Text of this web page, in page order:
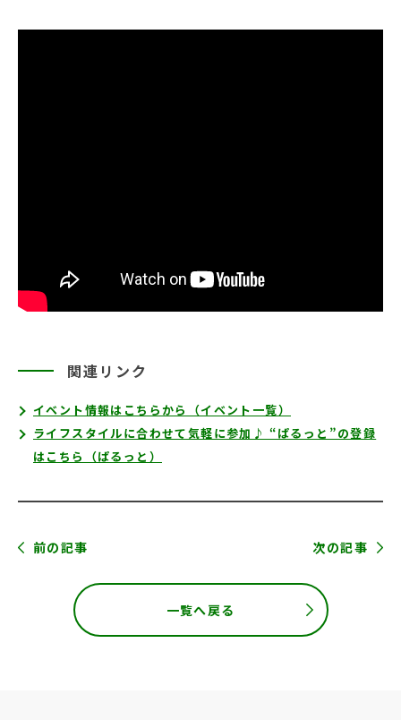
関連リンク
イベント情報はこちらから（イベント一覧）
ライフスタイルに合わせて気軽に参加♪ “ぱるっと”の登録
はこちら（ぱるっと）
前の記事 次の記事
一覧へ戻る